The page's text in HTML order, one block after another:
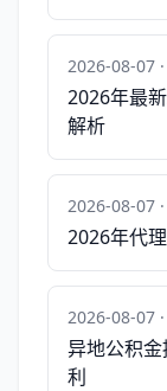
2026-08-07
2026年最
解析
2026-08-07
2026年代
2026-08-07
异地公积
利